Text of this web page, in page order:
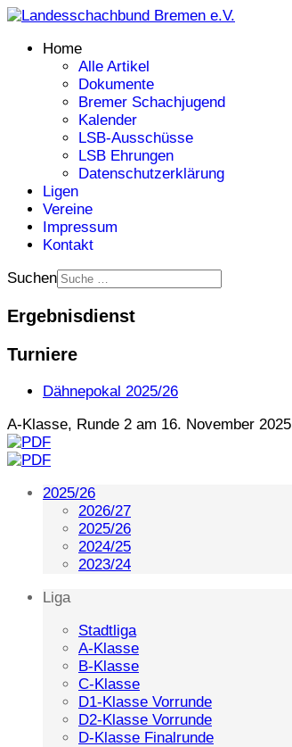
Home
Alle Artikel
Dokumente
Bremer Schachjugend
Kalender
LSB-Ausschüsse
LSB Ehrungen
Datenschutzerklärung
Ligen
Vereine
Impressum
Kontakt
Suchen
Ergebnisdienst
Turniere
Dähnepokal 2025/26
A-Klasse, Runde 2 am 16. November 2025
2025/26
2026/27
2025/26
2024/25
2023/24
Liga
Stadtliga
A-Klasse
B-Klasse
C-Klasse
D1-Klasse Vorrunde
D2-Klasse Vorrunde
D-Klasse Finalrunde